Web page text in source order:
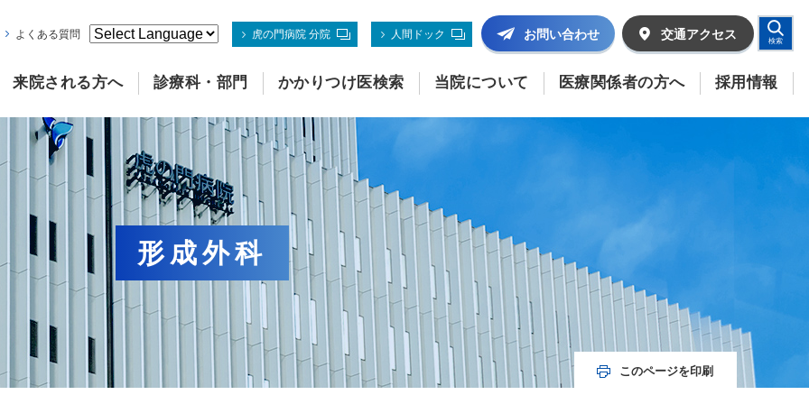
お問い合わせ 交通アクセス 検索
よくある質問 虎の門病院 分院 人間ドック
来院される方へ 診療科・部門 かかりつけ医検索 当院について 医療関係者の方へ 採用情報
形成外科
このページを印刷